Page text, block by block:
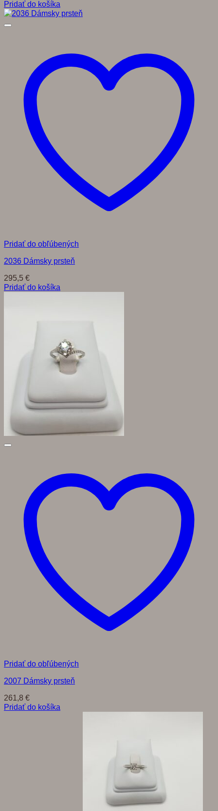
Pridať do košíka
Pridať do obľúbených
2036 Dámsky prsteň
295,5 €
Pridať do košíka
Pridať do obľúbených
2007 Dámsky prsteň
261,8 €
Pridať do košíka